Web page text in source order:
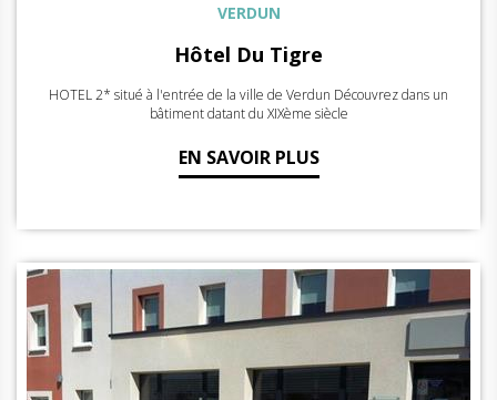
VERDUN
Hôtel Du Tigre
HOTEL 2* situé à l'entrée de la ville de Verdun Découvrez dans un
bâtiment datant du XIXème siècle
EN SAVOIR PLUS